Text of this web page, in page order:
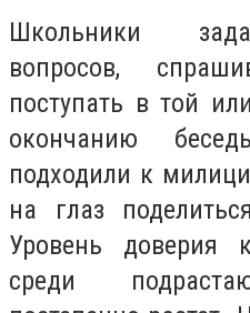
Школьники
вопросов,
поступать в той
окончанию
подходили к
на глаз
Уровень доверия
среди